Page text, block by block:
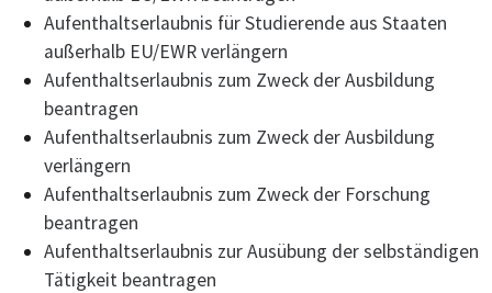
Aufenthaltserlaubnis für Studierende aus Staaten
außerhalb EU/EWR verlängern
Aufenthaltserlaubnis zum Zweck der Ausbildung
beantragen
Aufenthaltserlaubnis zum Zweck der Ausbildung
verlängern
Aufenthaltserlaubnis zum Zweck der Forschung
beantragen
Aufenthaltserlaubnis zur Ausübung der selbständigen
Tätigkeit beantragen